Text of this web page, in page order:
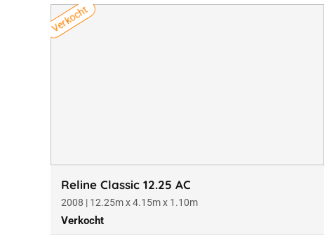
Verkocht
Reline Classic 12.25 AC
2008 | 12.25m x 4.15m x 1.10m
Verkocht